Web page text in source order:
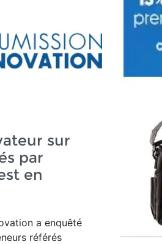
sur
par
en
a enquêté
référés